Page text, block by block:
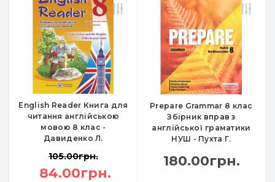
English Reader Книга для
читання англійською
мовою 8 клас -
Давиденко Л.
105.00грн.
84.00грн.
Prepare Grammar 8 клас
Збірник вправ з
англійської граматики
НУШ - Пухта Г.
180.00грн.